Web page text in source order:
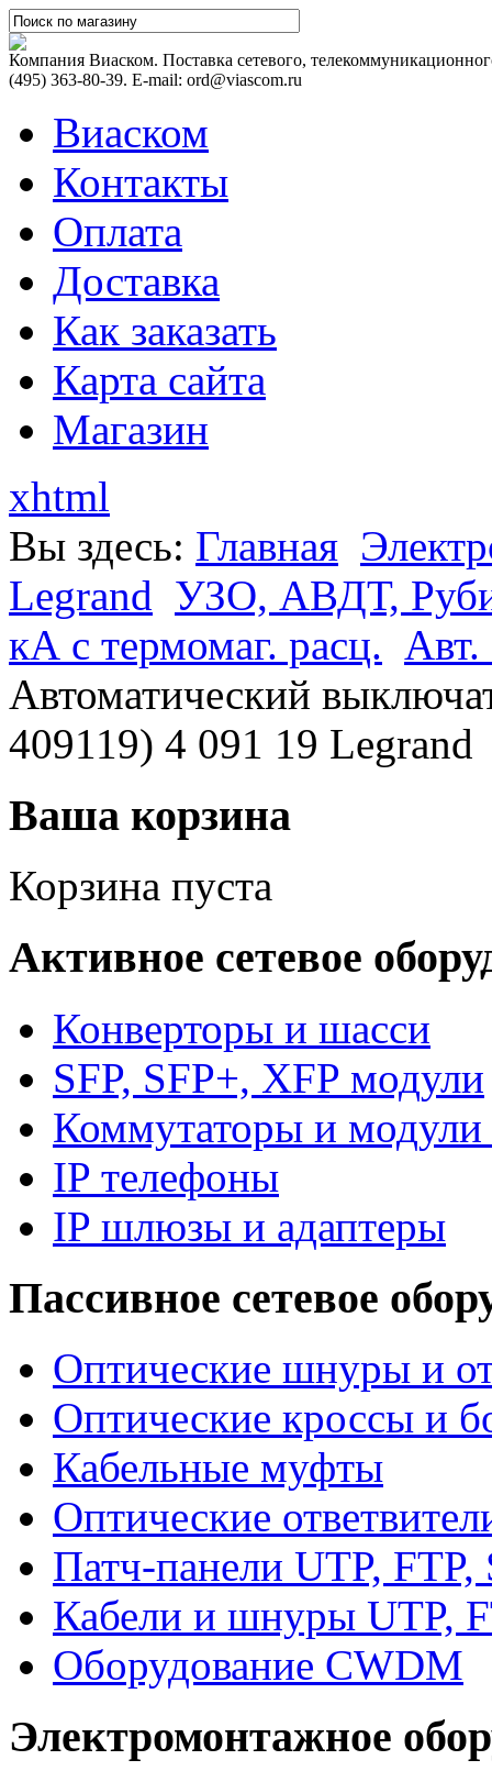
Компания Виаском. Поставка сетевого,
(495) 363-80-39. E-mail: ord@viascom.ru
Виаском
Контакты
Оплата
Доставка
Как заказать
Карта сайта
Магазин
xhtml
Вы здесь: Главная
Legrand УЗО, АВДТ,
кА с термомаг. расц.
Автоматический
409119) 4 091 19 Legrand
Ваша корзина
Корзина пуста
Активное сетевое
Конверторы и шасси
SFP, SFP+, XFP модули
Коммутаторы и модули
IP телефоны
IP шлюзы и адаптеры
Пассивное сетевое
Оптические шнуры и
Оптические кроссы и
Кабельные муфты
Оптические
Патч-панели UTP, FTP,
Кабели и шнуры UTP,
Оборудование CWDM
Электромонтажное